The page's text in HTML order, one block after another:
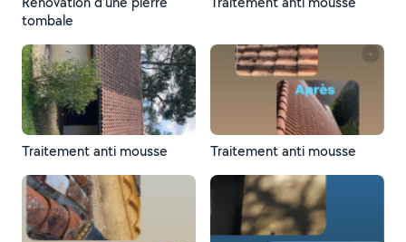
tombale
Traitement anti mousse Traitement anti mousse